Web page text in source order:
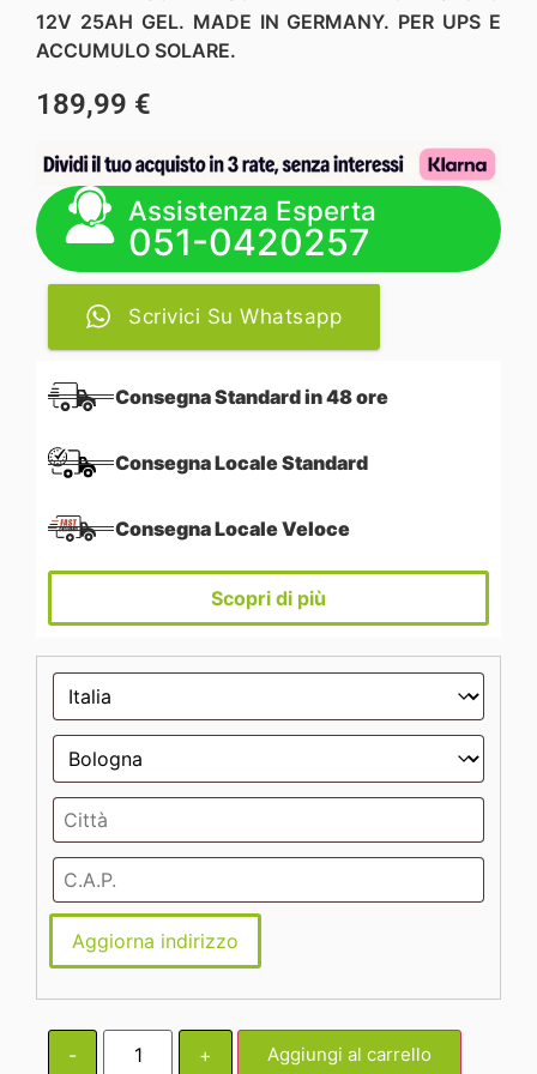
12V 25AH GEL. MADE IN GERMANY. PER UPS E
ACCUMULO SOLARE.
189,99 €
Assistenza Esperta
051-0420257
Scrivici Su Whatsapp
Consegna Standard in 48 ore
Consegna Locale Standard
Consegna Locale Veloce
Scopri di più
Aggiorna indirizzo
- + Aggiungi al carrello